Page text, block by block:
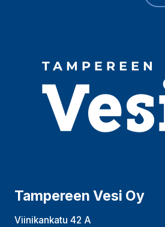
Tampereen Vesi Oy
Viinikankatu 42 A